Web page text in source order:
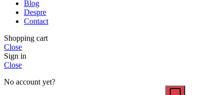
Blog
Despre
Contact
Shopping cart
Close
Sign in
Close
No account yet?